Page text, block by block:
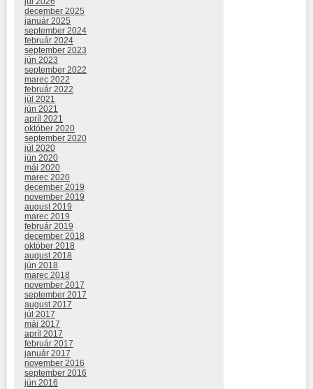
december 2025
január 2025
september 2024
február 2024
september 2023
jún 2023
september 2022
marec 2022
február 2022
júl 2021
jún 2021
apríl 2021
október 2020
september 2020
júl 2020
jún 2020
máj 2020
marec 2020
december 2019
november 2019
august 2019
marec 2019
február 2019
december 2018
október 2018
august 2018
jún 2018
marec 2018
november 2017
september 2017
august 2017
júl 2017
máj 2017
apríl 2017
február 2017
január 2017
november 2016
september 2016
jún 2016